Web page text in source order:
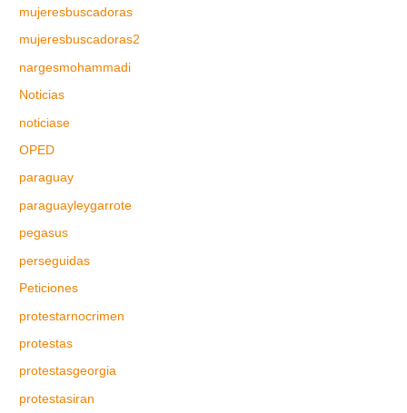
mujeresbuscadoras
mujeresbuscadoras2
nargesmohammadi
Noticias
noticiase
OPED
paraguay
paraguayleygarrote
pegasus
perseguidas
Peticiones
protestarnocrimen
protestas
protestasgeorgia
protestasiran